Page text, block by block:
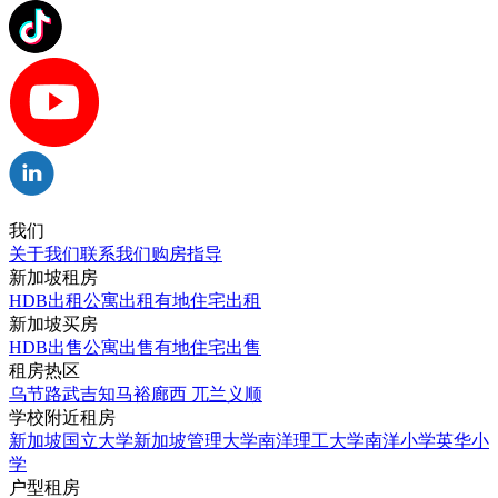
我们
关于我们联系我们购房指导
新加坡租房
HDB出租公寓出租有地住宅出租
新加坡买房
HDB出售公寓出售有地住宅出售
租房热区
乌节路武吉知马裕廊西 兀兰 义顺
学校附近租房
新加坡国立大学新加坡管理大学南洋理工大学南洋小学英华小
学
户型租房